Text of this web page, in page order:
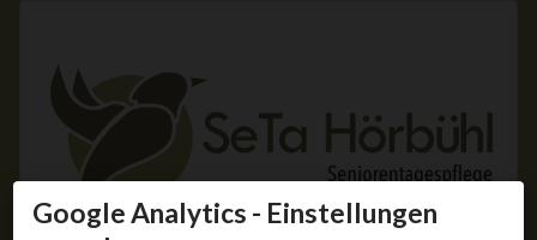
Google Analytics - Einstellungen